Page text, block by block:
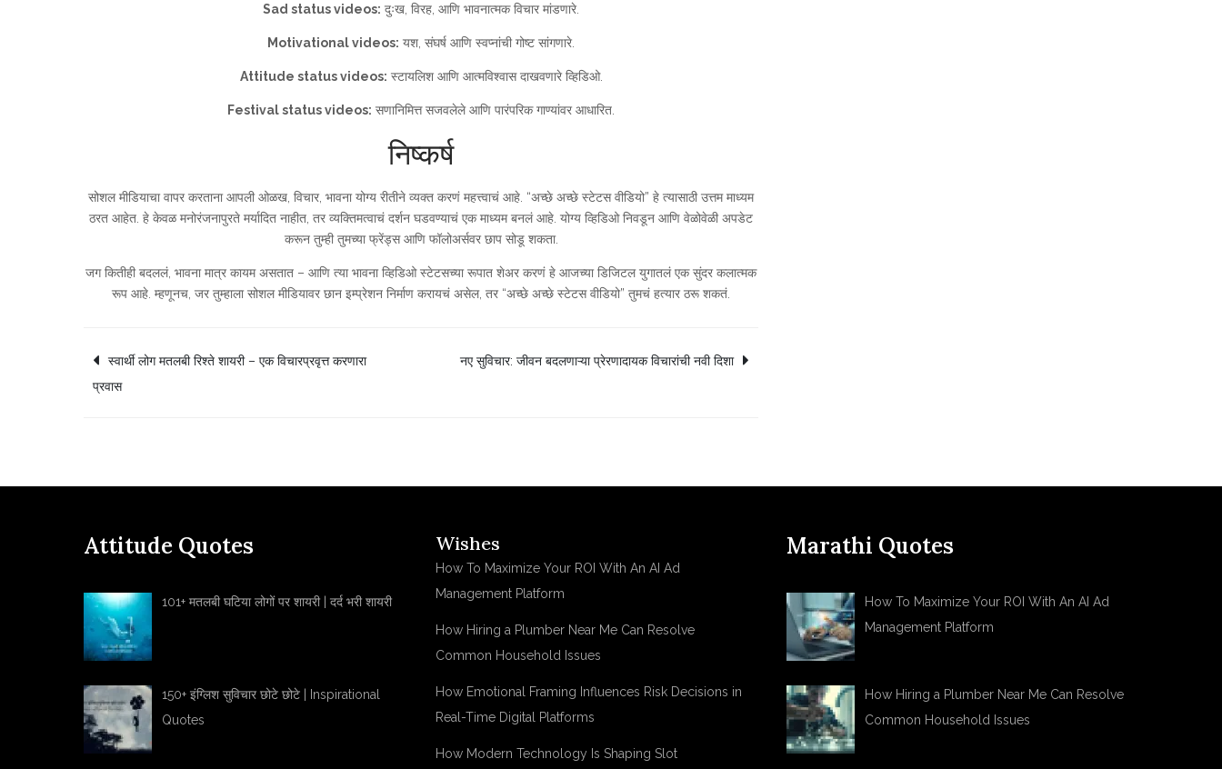
Sad status videos: दुःख, विरह, आणि भावनात्मक विचार मांडणारे.
Motivational videos: यश, संघर्ष आणि स्वप्नांची गोष्ट सांगणारे.
Attitude status videos: स्टायलिश आणि आत्मविश्वास दाखवणारे व्हिडिओ.
Festival status videos: सणानिमित्त सजवलेले आणि पारंपरिक गाण्यांवर आधारित.
निष्कर्ष
सोशल मीडियाचा वापर करताना आपली ओळख, विचार, भावना योग्य रीतीने व्यक्त करणं महत्त्वाचं आहे. “अच्छे अच्छे स्टेटस वीडियो” हे त्यासाठी उत्तम माध्यम
ठरत आहेत. हे केवळ मनोरंजनापुरते मर्यादित नाहीत, तर व्यक्तिमत्वाचं दर्शन घडवण्याचं एक माध्यम बनलं आहे. योग्य व्हिडिओ निवडून आणि वेळोवेळी अपडेट
करून तुम्ही तुमच्या फ्रेंड्स आणि फॉलोअर्सवर छाप सोडू शकता.
जग कितीही बदललं, भावना मात्र कायम असतात – आणि त्या भावना व्हिडिओ स्टेटसच्या रूपात शेअर करणं हे आजच्या डिजिटल युगातलं एक सुंदर कलात्मक
रूप आहे. म्हणूनच, जर तुम्हाला सोशल मीडियावर छान इम्प्रेशन निर्माण करायचं असेल, तर “अच्छे अच्छे स्टेटस वीडियो” तुमचं हत्यार ठरू शकतं.
Post
स्वार्थी लोग मतलबी रिश्ते शायरी – एक विचारप्रवृत्त करणारा
प्रवास
नए सुविचार: जीवन बदलणाऱ्या प्रेरणादायक विचारांची नवी दिशा
Attitude Quotes
101+ मतलबी घटिया लोगों पर शायरी | दर्द भरी शायरी
150+ इंग्लिश सुविचार छोटे छोटे | Inspirational
Quotes
Wishes
How To Maximize Your ROI With An AI Ad
Management Platform
How Hiring a Plumber Near Me Can Resolve
Common Household Issues
How Emotional Framing Influences Risk Decisions in
Real-Time Digital Platforms
How Modern Technology Is Shaping Slot
Marathi Quotes
How To Maximize Your ROI With An AI Ad
Management Platform
How Hiring a Plumber Near Me Can Resolve
Common Household Issues